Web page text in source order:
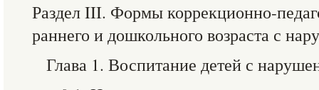
Раздел III. Формы коррекционно-
раннего и дошкольного возраста с
Глава 1. Воспитание детей с